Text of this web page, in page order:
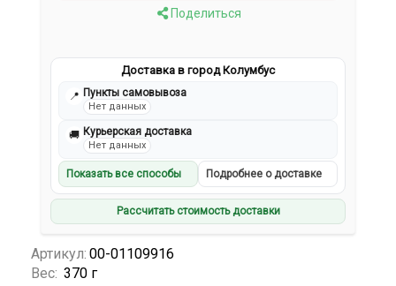
Поделиться
Доставка в город Колумбус
📍 Пункты самовывоза
Нет данных
🚚 Курьерская доставка
Нет данных
Показать все способы Подробнее о доставке
Рассчитать стоимость доставки
Артикул: 00-01109916
Вес: 370 г